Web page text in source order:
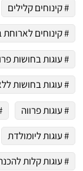
שלי "פודיק"
כמנויים ותלחצו על
# קינוחים קלילים
# קינוחים לארוחת
# עוגות בחושות
# עוגות בחושות
# עוגות פרווה
# עוגות ליומולדת
# עוגות קלות